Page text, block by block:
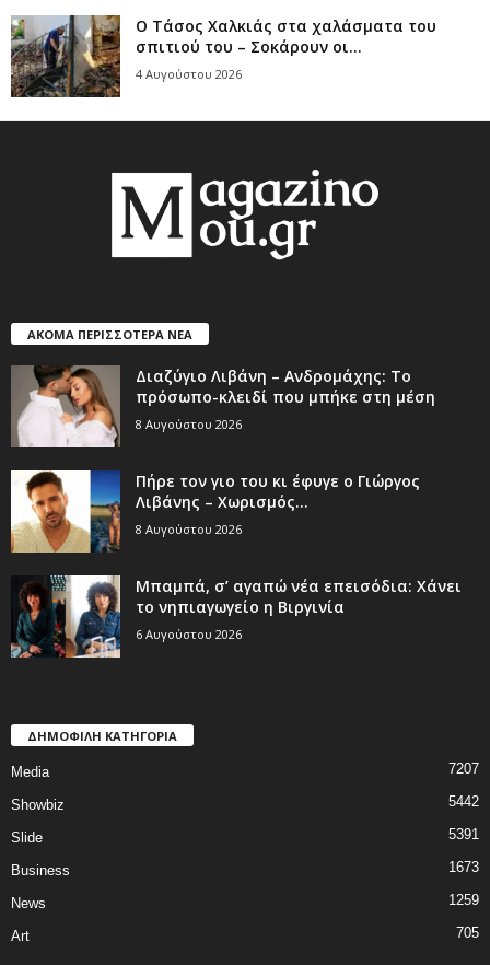
Ο Τάσος Χαλκιάς στα χαλάσματα του
σπιτιού του – Σοκάρουν οι...
4 Αυγούστου 2026
ΑΚΟΜΑ ΠΕΡΙΣΣΟΤΕΡΑ ΝΕΑ
Διαζύγιο Λιβάνη – Ανδρομάχης: Το
πρόσωπο-κλειδί που μπήκε στη μέση
8 Αυγούστου 2026
Πήρε τον γιο του κι έφυγε ο Γιώργος
Λιβάνης – Χωρισμός...
8 Αυγούστου 2026
Μπαμπά, σ’ αγαπώ νέα επεισόδια: Χάνει
το νηπιαγωγείο η Βιργινία
6 Αυγούστου 2026
ΔΗΜΟΦΙΛΗ ΚΑΤΗΓΟΡΙΑ
Media 7207
Showbiz 5442
Slide 5391
Business 1673
News 1259
Art 705